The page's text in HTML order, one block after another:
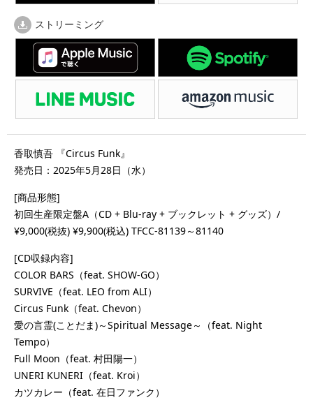
ストリーミング
香取慎吾 『Circus Funk』
発売日：2025年5月28日（水）
[商品形態]
初回生産限定盤A（CD + Blu-ray + ブックレット + グッズ）/
¥9,000(税抜) ¥9,900(税込) TFCC-81139～81140
[CD収録内容]
COLOR BARS（feat. SHOW-GO）
SURVIVE（feat. LEO from ALI）
Circus Funk（feat. Chevon）
愛の言霊(ことだま)～Spiritual Message～（feat. Night
Tempo）
Full Moon（feat. 村田陽一）
UNERI KUNERI（feat. Kroi）
カツカレー（feat. 在日ファンク）